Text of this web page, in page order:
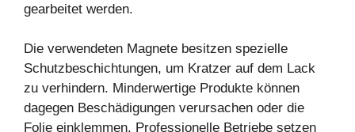
gearbeitet werden.
Die verwendeten Magnete besitzen spezielle
Schutzbeschichtungen, um Kratzer auf dem Lack
zu verhindern. Minderwertige Produkte können
dagegen Beschädigungen verursachen oder die
Folie einklemmen. Professionelle Betriebe setzen